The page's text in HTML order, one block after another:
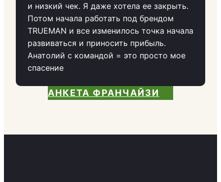
и низкий чек. Я даже хотела ее закрыть.
Потом начала работать под брендом
TRUEMAN и все изменилось точка начала
развиваться и приносить прибыль.
Анатолий с командой = это просто мое
спасение
АНКЕТА ФРАНЧАЙЗИ